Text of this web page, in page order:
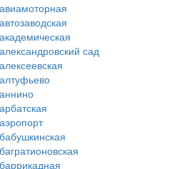
авиамоторная
автозаводская
академическая
александровский сад
алексеевская
алтуфьево
аннино
арбатская
аэропорт
бабушкинская
багратионовская
баррикадная